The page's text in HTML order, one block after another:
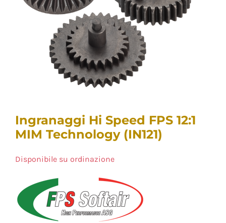
Ingranaggi Hi Speed FPS 12:1
MIM Technology (IN121)
Disponibile su ordinazione